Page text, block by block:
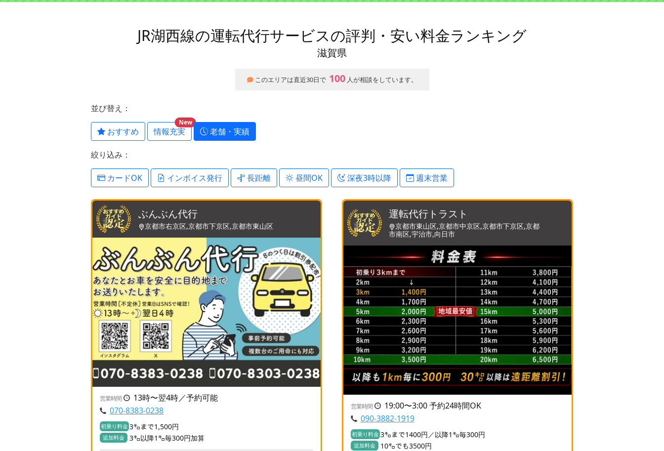
JR湖西線の運転代行サービスの評判・安い料金ランキング
滋賀県
このエリアは直近30日で 100 人が相談をしています。
並び替え：
おすすめ 情報充実
New
老舗・実績
絞り込み：
カードOK インボイス発行 長距離 昼間OK 深夜3時以降 週末営業
ぶんぶん代行
京都市右京区,京都市下京区,京都市東山区
営業時間
13時〜翌4時／予約可能
070-8383-0238
初乗り料金 3㌔まで1,500円
追加料金 3㌔以降1㌔毎300円加算
運転代行トラスト
京都市東山区,京都市中京区,京都市下京区,京都
市南区,宇治市,向日市
営業時間
19:00〜3:00 予約24時間OK
090-3882-1919
初乗り料金 3㌔まで1400円／以降1㌔毎300円
追加料金 10㌔でも3500円